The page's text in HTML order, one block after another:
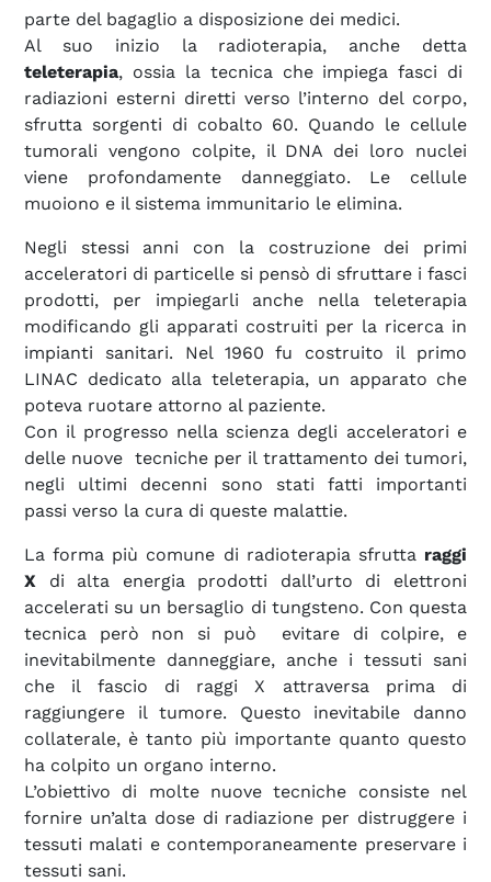
parte del bagaglio a disposizione dei medici.
Al suo inizio la radioterapia, anche detta
teleterapia, ossia la tecnica che impiega fasci di
radiazioni esterni diretti verso l’interno del corpo,
sfrutta sorgenti di cobalto 60. Quando le cellule
tumorali vengono colpite, il DNA dei loro nuclei
viene profondamente danneggiato. Le cellule
muoiono e il sistema immunitario le elimina.
Negli stessi anni con la costruzione dei primi
acceleratori di particelle si pensò di sfruttare i fasci
prodotti, per impiegarli anche nella teleterapia
modificando gli apparati costruiti per la ricerca in
impianti sanitari. Nel 1960 fu costruito il primo
LINAC dedicato alla teleterapia, un apparato che
poteva ruotare attorno al paziente.
Con il progresso nella scienza degli acceleratori e
delle nuove tecniche per il trattamento dei tumori,
negli ultimi decenni sono stati fatti importanti
passi verso la cura di queste malattie.
La forma più comune di radioterapia sfrutta raggi
X di alta energia prodotti dall’urto di elettroni
accelerati su un bersaglio di tungsteno. Con questa
tecnica però non si può evitare di colpire, e
inevitabilmente danneggiare, anche i tessuti sani
che il fascio di raggi X attraversa prima di
raggiungere il tumore. Questo inevitabile danno
collaterale, è tanto più importante quanto questo
ha colpito un organo interno.
L’obiettivo di molte nuove tecniche consiste nel
fornire un’alta dose di radiazione per distruggere i
tessuti malati e contemporaneamente preservare i
tessuti sani.